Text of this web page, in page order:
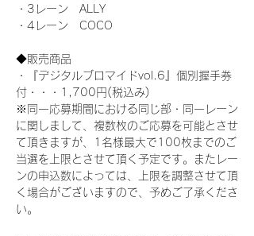
・3レーン　ALLY
・4レーン　COCO
◆販売商品
・『デジタルブロマイドvol.6』個別握手券
付・・・1,700円(税込み)
※同一応募期間における同じ部・同一レーン
に関しまして、複数枚のご応募を可能とさせ
て頂きますが、1名様最大で100枚までのご
当選を上限とさせて頂く予定です。またレー
ンの申込数によっては、上限を調整させて頂
く場合がございますので、予めご了承くださ
い。